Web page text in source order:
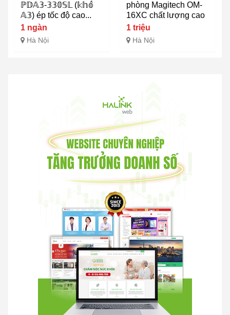
ℙ𝔻𝔸𝟛-𝟛𝟛𝟘𝕊𝕃 (𝕜𝕙𝕠̂̉
𝔸𝟛) ép tốc độ cao...
1 ngàn
Hà Nội
phòng Magitech OM-
16XC chất lượng cao
1 triệu
Hà Nội